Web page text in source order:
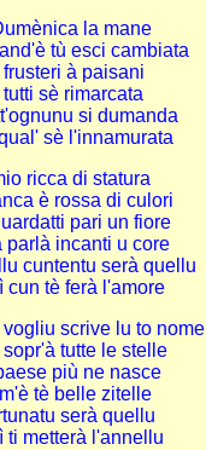
la mane
tù esci cambiata
frusteri à paisani
tutti sè rimarcata
si dumanda
sè l'innamurata
ricca di statura
è rossa di culori
pari un fiore
parlà incanti u core
cuntentu serà quellu
cun tè ferà l'amore
vogliu scrive lu to nome
sopr'à tutte le stelle
più ne nasce
tè belle zitelle
serà quellu
ti metterà l'annellu